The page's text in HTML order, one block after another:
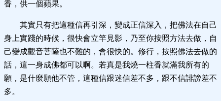
香，供一個蘋果。
其實只有把這種信再引深，變成正信深入，把佛法在自己
身上實踐的時候，很快會立竿見影，乃至你按照方法去做，自
己變成觀音菩薩也不難的，會很快的。修行，按照佛法去做的
話，這一身成佛都可以啊。若真是我燒一柱香就滿我所有的
願，是什麼願他不管，這種信跟迷信差不多，跟不信誹謗差不
多。